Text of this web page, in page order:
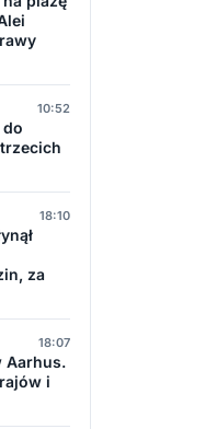
10:52
do
18:10
za
18:07
Aarhus.
i